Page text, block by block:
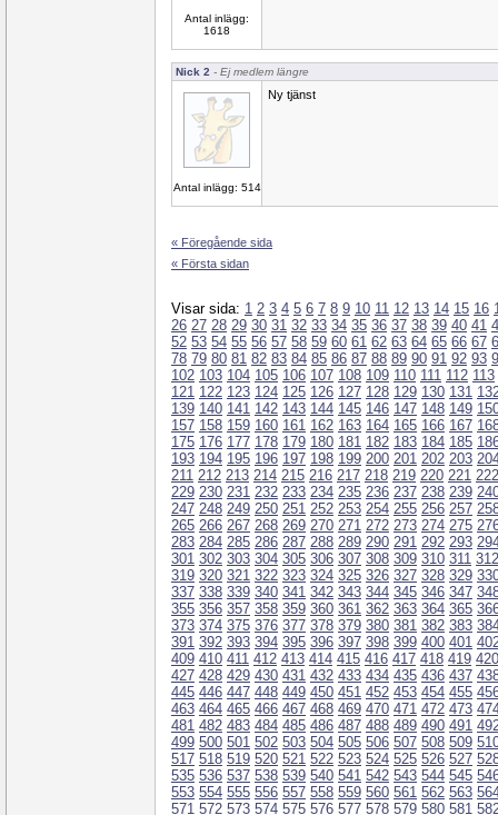
Antal inlägg:
1618
Nick 2 - Ej medlem längre
Antal inlägg: 514
Ny tjänst
« Föregående sida
« Första sidan
Visar sida: 1 2 3 4 5 6 7 8 9 10 11 12 13 14 15 16
26 27 28 29 30 31 32 33 34 35 36 37 38 39 40 41
52 53 54 55 56 57 58 59 60 61 62 63 64 65 66 67
78 79 80 81 82 83 84 85 86 87 88 89 90 91 92 93
102 103 104 105 106 107 108 109 110 111 112 113
121 122 123 124 125 126 127 128 129 130 131
139 140 141 142 143 144 145 146 147 148 149
157 158 159 160 161 162 163 164 165 166 167
175 176 177 178 179 180 181 182 183 184 185
193 194 195 196 197 198 199 200 201 202 203
211 212 213 214 215 216 217 218 219 220 221 222
229 230 231 232 233 234 235 236 237 238 239
247 248 249 250 251 252 253 254 255 256 257
265 266 267 268 269 270 271 272 273 274 275
283 284 285 286 287 288 289 290 291 292 293
301 302 303 304 305 306 307 308 309 310 311 312
319 320 321 322 323 324 325 326 327 328 329
337 338 339 340 341 342 343 344 345 346 347
355 356 357 358 359 360 361 362 363 364 365
373 374 375 376 377 378 379 380 381 382 383
391 392 393 394 395 396 397 398 399 400 401
409 410 411 412 413 414 415 416 417 418 419 420
427 428 429 430 431 432 433 434 435 436 437
445 446 447 448 449 450 451 452 453 454 455
463 464 465 466 467 468 469 470 471 472 473
481 482 483 484 485 486 487 488 489 490 491
499 500 501 502 503 504 505 506 507 508 509
517 518 519 520 521 522 523 524 525 526 527
535 536 537 538 539 540 541 542 543 544 545
553 554 555 556 557 558 559 560 561 562 563
571 572 573 574 575 576 577 578 579 580 581